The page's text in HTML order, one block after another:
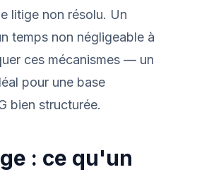
litige non résolu. Un
temps non négligeable à
ces mécanismes — un
pour une base
bien structurée.
: ce qu'un